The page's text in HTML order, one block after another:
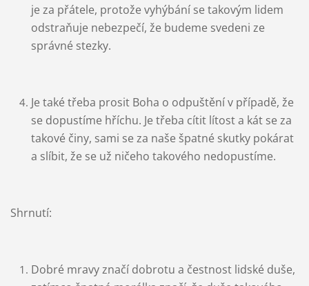
je za přátele, protože vyhýbání se takovým lidem
odstraňuje nebezpečí, že budeme svedeni ze
správné stezky.
Je také třeba prosit Boha o odpuštění v případě, že
se dopustíme hříchu. Je třeba cítit lítost a kát se za
takové činy, sami se za naše špatné skutky pokárat
a slíbit, že se už ničeho takového nedopustíme.
Shrnutí:
Dobré mravy značí dobrotu a čestnost lidské duše,